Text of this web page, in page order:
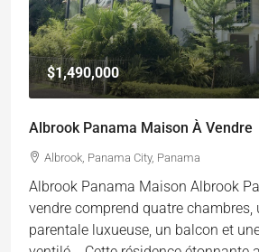
$1,490,000
Albrook Panama Maison À Vendre
Albrook, Panama City, Panama
Albrook Panama Maison Albrook
vendre comprend quatre chambres,
parentale luxueuse, un balcon et